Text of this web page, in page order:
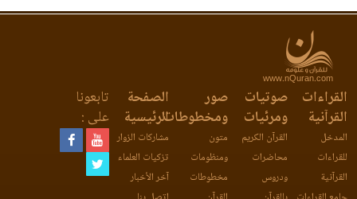
www.nQuran.com
القراءات
القرآنية
المدخل
للقراءات
القرآنية
صوتيات
ومرئيات
القرآن الكريم
محاضرات
ودروس
صور
ومخطوطات
متون
ومنظومات
مخطوطات
الصفحة
الرئيسية
مشاركات الزوار
تزكيات العلماء
آخر الأخبار
تابعونا
على :